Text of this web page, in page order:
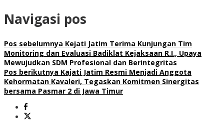
Navigasi pos
Pos sebelumnya Kejati Jatim Terima Kunjungan Tim
Monitoring dan Evaluasi Badiklat Kejaksaan R.I., Upaya
Mewujudkan SDM Profesional dan Berintegritas
Pos berikutnya Kajati Jatim Resmi Menjadi Anggota
Kehormatan Kavaleri, Tegaskan Komitmen Sinergitas
bersama Pasmar 2 di Jawa Timur